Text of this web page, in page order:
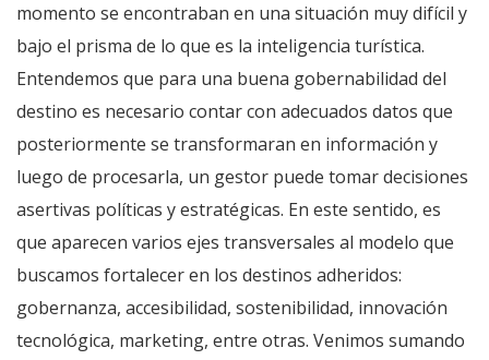
momento se encontraban en una situación muy difícil y
bajo el prisma de lo que es la inteligencia turística.
Entendemos que para una buena gobernabilidad del
destino es necesario contar con adecuados datos que
posteriormente se transformaran en información y
luego de procesarla, un gestor puede tomar decisiones
asertivas políticas y estratégicas. En este sentido, es
que aparecen varios ejes transversales al modelo que
buscamos fortalecer en los destinos adheridos:
gobernanza, accesibilidad, sostenibilidad, innovación
tecnológica, marketing, entre otras. Venimos sumando